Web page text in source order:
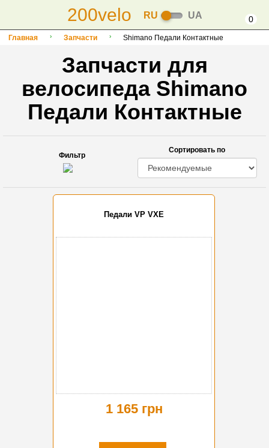
200velo RU UA 0
Главная Запчасти Shimano Педали Контактные
Запчасти для
велосипеда Shimano
Педали Контактные
Фильтр
Сортировать по
Педали VP VXE
1 165 грн